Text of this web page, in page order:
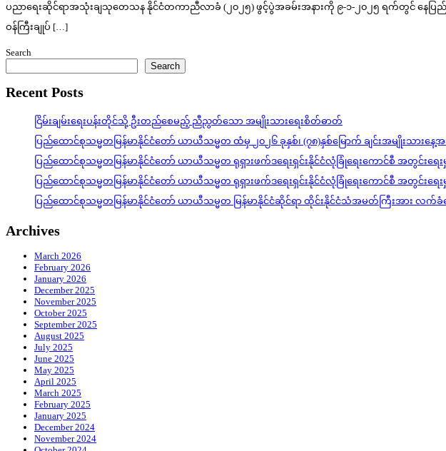
ပညာရေးဆိုင်ရာအသုံးချသုတေသန နိုင်ငံတကာညီလာခံ (၂၀၂၅) ဖွင့်ပွဲအခမ်းအနားကို ၉-၁-၂၀၂၅ ရက်တွင် နေပြည်တ
ဝန်ကြီးချုပ် […]
Search
Search
Recent Posts
ငြိမ်းချမ်းရေးပန်းတိုင်သို့ ဦးတည်စေမည့် ညီညွတ်သော အမျိုးသားရေးစိတ်ဓာတ်
ပြည်ထောင်စုသမ္မတမြန်မာနိုင်ငံတော် ယာယီသမ္မတ ထံမှ ၂၀၂၆ ခုနှစ်၊ (၇၈)နှစ်မြောက် ချင်းအမျိုးသား
ပြည်ထောင်စုသမ္မတမြန်မာနိုင်ငံတော် ယာယီသမ္မတ ရုရှားဖက်ဒရေးရှင်းနိုင်ငံလုံခြုံရေးကောင်စီ အတွ
ပြည်ထောင်စုသမ္မတမြန်မာနိုင်ငံတော် ယာယီသမ္မတ ရုရှားဖက်ဒရေးရှင်းနိုင်ငံလုံခြုံရေးကောင်စီ အတွ
ပြည်ထောင်စုသမ္မတမြန်မာနိုင်ငံတော် ယာယီသမ္မတ မြန်မာနိုင်ငံဆိုင်ရာ ထိုင်းနိုင်ငံသံအမတ်ကြီးအား လက်
Archives
March 2026
February 2026
January 2026
December 2025
November 2025
October 2025
September 2025
August 2025
July 2025
June 2025
May 2025
April 2025
March 2025
February 2025
January 2025
December 2024
November 2024